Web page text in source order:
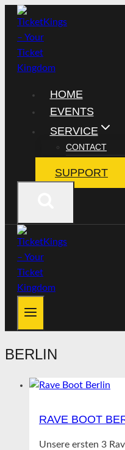
Zum
Inhalt
springen
HOME
EVENTS
SERVICE
CONTACT
SUPPORT
BERLIN
RAVE BOOT
Unsere ersten 3